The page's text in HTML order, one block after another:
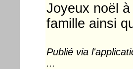
Joyeux noël
famille ainsi
Publié via
...